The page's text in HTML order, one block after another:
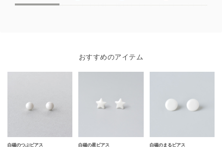
おすすめのアイテム
白磁のつぶピアス 白磁の星ピアス 白磁のまるピアス